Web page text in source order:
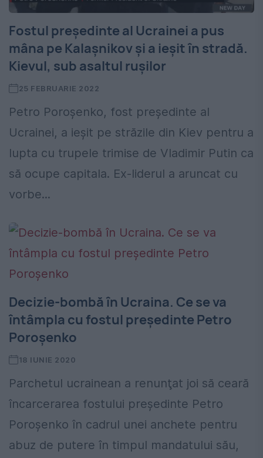
Fostul președinte al Ucrainei a pus
mâna pe Kalașnikov și a ieșit în stradă.
Kievul, sub asaltul rușilor
25 FEBRUARIE 2022
Petro Poroșenko, fost președinte al
Ucrainei, a ieșit pe străzile din Kiev pentru a
lupta cu trupele trimise de Vladimir Putin ca
să ocupe capitala. Ex-liderul a aruncat cu
vorbe...
Decizie-bombă în Ucraina. Ce se va
întâmpla cu fostul preşedinte Petro
Poroşenko
18 IUNIE 2020
Parchetul ucrainean a renunţat joi să ceară
încarcerarea fostului preşedinte Petro
Poroşenko în cadrul unei anchete pentru
abuz de putere în timpul mandatului său,